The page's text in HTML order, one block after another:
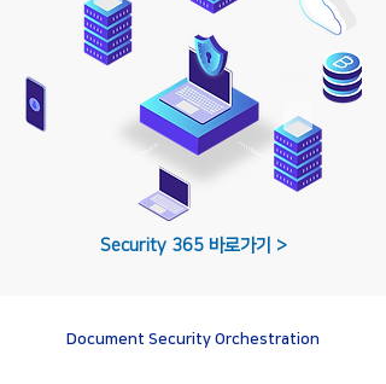
Security 365 바로가기 >
​Document Security Orchestration